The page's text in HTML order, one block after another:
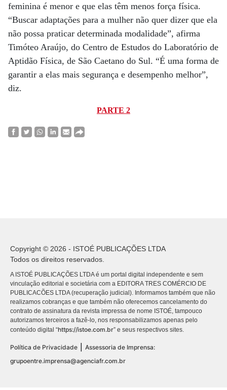
feminina é menor e que elas têm menos força física.
“Buscar adaptações para a mulher não quer dizer que ela
não possa praticar determinada modalidade”, afirma
Timóteo Araújo, do Centro de Estudos do Laboratório de
Aptidão Física, de São Caetano do Sul. “É uma forma de
garantir a elas mais segurança e desempenho melhor”,
diz.
PARTE 2
Copyright © 2026 - ISTOÉ PUBLICAÇÕES LTDA
Todos os direitos reservados.
A ISTOÉ PUBLICAÇÕES LTDA é um portal digital independente e sem
vinculação editorial e societária com a EDITORA TRES COMÉRCIO DE
PUBLICACÕES LTDA (recuperação judicial). Informamos também que não
realizamos cobranças e que também não oferecemos cancelamento do
contrato de assinatura da revista impressa de nome ISTOÉ, tampouco
autorizamos terceiros a fazê-lo, nos responsabilizamos apenas pelo
conteúdo digital “https://istoe.com.br” e seus respectivos sites.
Política de Privacidade | Assessoria de Imprensa:
grupoentre.imprensa@agenciafr.com.br